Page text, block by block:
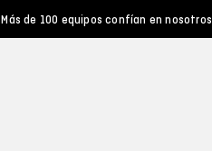
Más de 100 equipos confían en nosotros.